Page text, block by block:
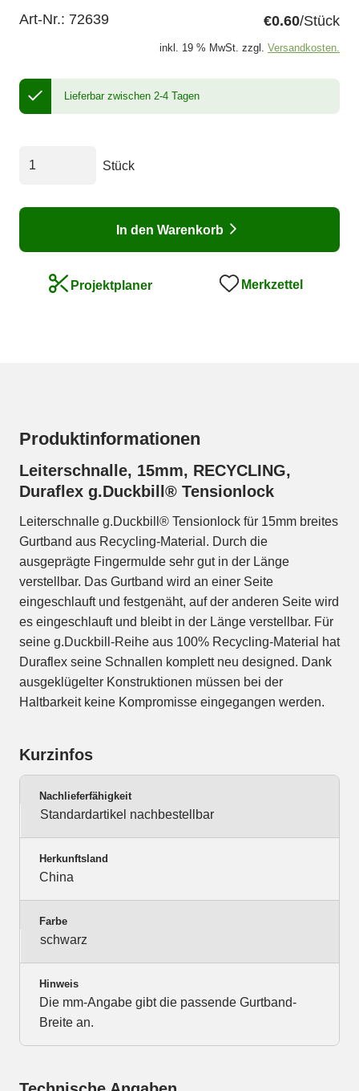
Art-Nr.: 72639 €0.60/Stück
inkl. 19 % MwSt. zzgl. Versandkosten.
Lieferbar zwischen 2-4 Tagen
Stück
In den Warenkorb
Projektplaner Merkzettel
Produktinformationen
Leiterschnalle, 15mm, RECYCLING,
Duraflex g.Duckbill® Tensionlock
Leiterschnalle g.Duckbill® Tensionlock für 15mm breites
Gurtband aus Recycling-Material. Durch die
ausgeprägte Fingermulde sehr gut in der Länge
verstellbar. Das Gurtband wird an einer Seite
eingeschlauft und festgenäht, auf der anderen Seite wird
es eingeschlauft und bleibt in der Länge verstellbar. Für
seine g.Duckbill-Reihe aus 100% Recycling-Material hat
Duraflex seine Schnallen komplett neu designed. Dank
ausgeklügelter Konstruktionen müssen bei der
Haltbarkeit keine Kompromisse eingegangen werden.
Kurzinfos
Nachlieferfähigkeit
Standardartikel nachbestellbar
Herkunftsland
China
Farbe
schwarz
Hinweis
Die mm-Angabe gibt die passende Gurtband-
Breite an.